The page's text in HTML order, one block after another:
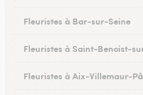
Fleuristes à Bar-sur-Seine
Fleuristes à Saint-Benoist-
Fleuristes à Aix-Villemaur-